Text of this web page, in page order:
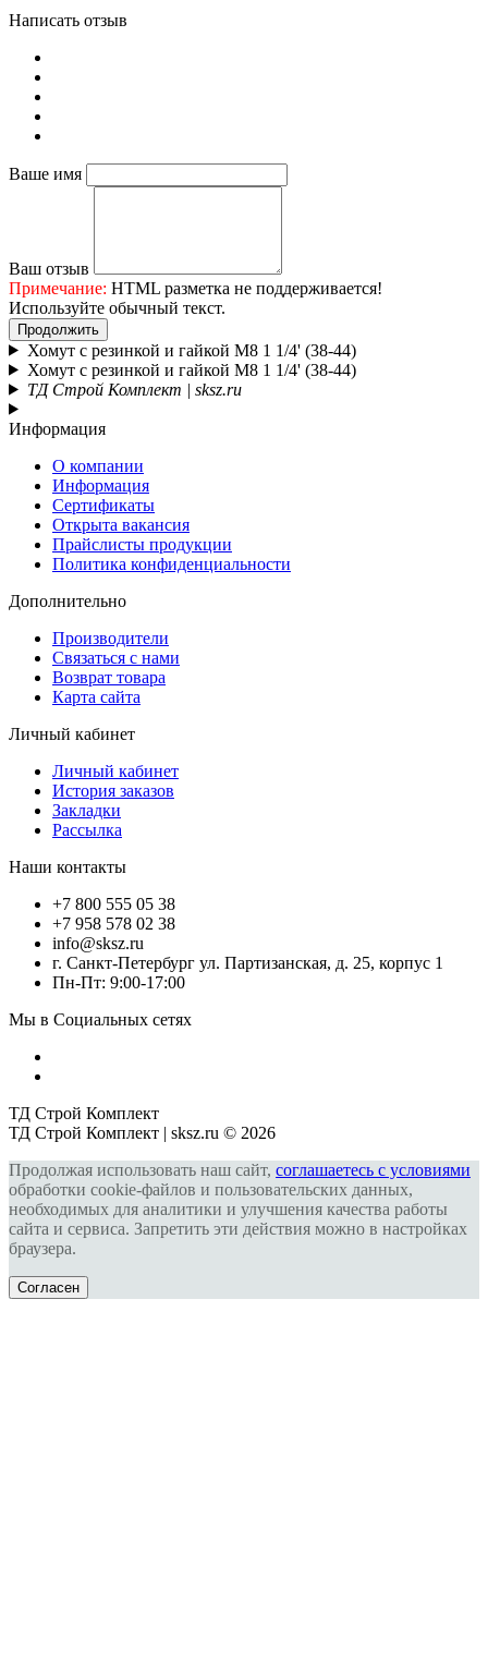
Написать отзыв
Ваше имя
Ваш отзыв
Примечание: HTML разметка не поддерживается!
Используйте обычный текст.
Продолжить
Хомут с резинкой и гайкой М8 1 1/4' (38-44)
Хомут с резинкой и гайкой М8 1 1/4' (38-44)
ТД Строй Комплект | sksz.ru
Информация
О компании
Информация
Сертификаты
Открыта вакансия
Прайслисты продукции
Политика конфиденциальности
Дополнительно
Производители
Связаться с нами
Возврат товара
Карта сайта
Личный кабинет
Личный кабинет
История заказов
Закладки
Рассылка
Наши контакты
+7 800 555 05 38
+7 958 578 02 38
info@sksz.ru
г. Санкт-Петербург ул. Партизанская, д. 25, корпус 1
Пн-Пт: 9:00-17:00
Мы в Социальных сетях
ТД Строй Комплект
ТД Строй Комплект | sksz.ru © 2026
Продолжая использовать наш сайт, соглашаетесь с условиями
обработки cookie-файлов и пользовательских данных,
необходимых для аналитики и улучшения качества работы
сайта и сервиса. Запретить эти действия можно в настройках
браузера.
Согласен